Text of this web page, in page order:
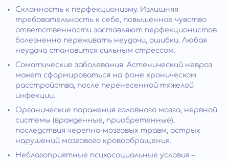
Склонность к перфекционизму. Излишняя
требовательность к себе, повышенное чувство
ответственности заставляют перфекционистов
болезненно переживать неудачи, ошибки. Любая
неудача становится сильным стрессом.
Соматические заболевания. Астенический невроз
может сформироваться на фоне хроническом
расстройства, после перенесенной тяжелой
инфекции.
Органические поражения головного мозга, нервной
системы (врожденные, приобретенные),
последствия черепно-мозговых травм, острых
нарушений мозгового кровообращения.
Неблагоприятные психосоциальные условия –